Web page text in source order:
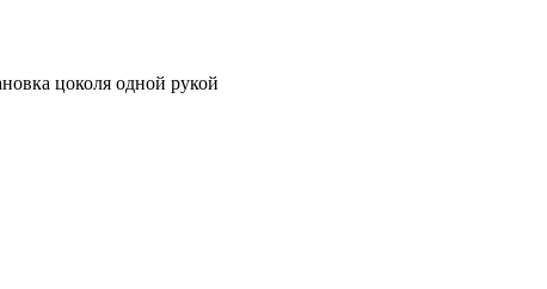
цоколя одной рукой